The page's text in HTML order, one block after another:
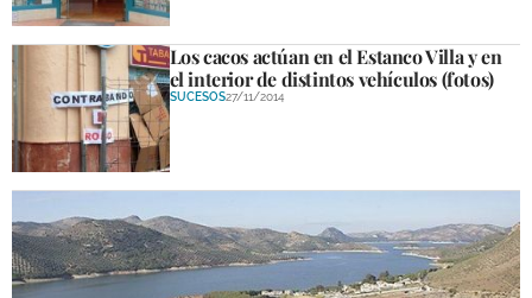
Los cacos actúan en el Estanco Villa y en
el interior de distintos vehículos (fotos)
SUCESOS27/11/2014